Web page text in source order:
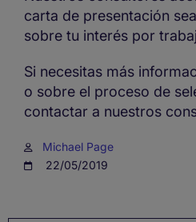
carta de presentación
sobre tu interés por
Si necesitas más
o sobre el proceso de
contactar a nuestros
Michael Page
22/05/2019